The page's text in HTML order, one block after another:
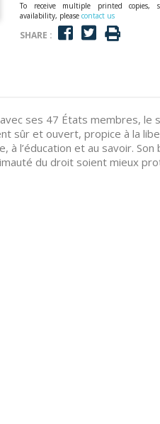
To receive multiple printed copies,
availability, please contact us
SHARE :
ses 47 États membres,
sûr et ouvert, propice à la
à l’éducation et au savoir.
du droit soient mieux